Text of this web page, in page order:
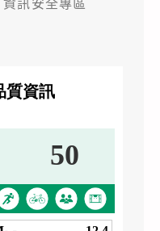
資訊安全專區